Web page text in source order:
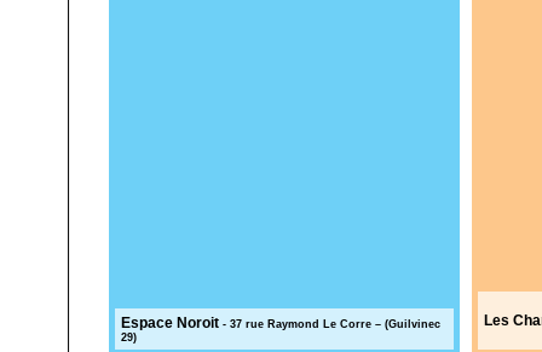
Espace Noroit - 37 rue Raymond Le Corre – (Guilvinec
29)
Les